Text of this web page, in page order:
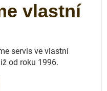
vlastní
servis ve vlastní
od roku 1996.